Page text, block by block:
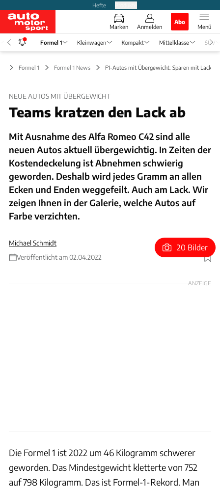
Hefte
Marken Anmelden
Abo
Menü
Formel 1 Kleinwagen Kompakt Mittelklasse SUV
Formel 1 Formel 1 News F1-Autos mit Übergewicht: Sparen mit
NEUE AUTOS MIT ÜBERGEWICHT
Teams kratzen den Lack ab
Mit Ausnahme des Alfa Romeo C42 sind alle
neuen Autos aktuell übergewichtig. In Zeiten der
Kostendeckelung ist Abnehmen schwierig
geworden. Deshalb wird jedes Gramm an allen
Ecken und Enden weggefeilt. Auch am Lack. Wir
zeigen Ihnen in der Galerie, welche Autos auf
Farbe verzichten.
Michael Schmidt
Veröffentlicht am 02.04.2022
Foto: Sauber
20 Bilder
ANZEIGE
Die Formel 1 ist 2022 um 46 Kilogramm schwerer
geworden. Das Mindestgewicht kletterte von 752
auf 798 Kilogramm. Das ist Formel-1-Rekord. Man